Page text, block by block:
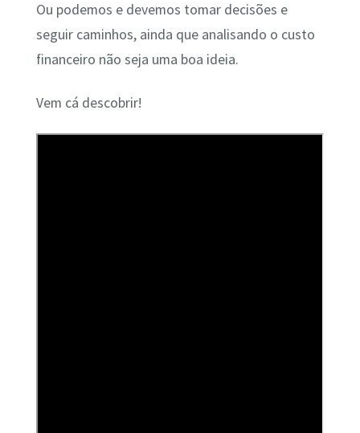
Ou podemos e devemos tomar decisões e
seguir caminhos, ainda que analisando o custo
financeiro não seja uma boa ideia.
Vem cá descobrir!